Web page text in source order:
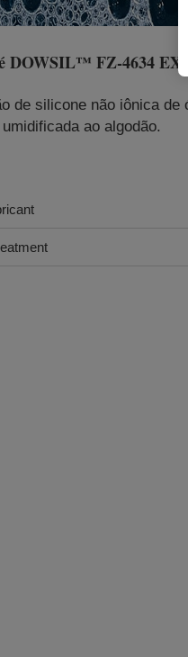
DOWSIL™ FZ-4634 EX
de silicone não iônica
ao algodão.